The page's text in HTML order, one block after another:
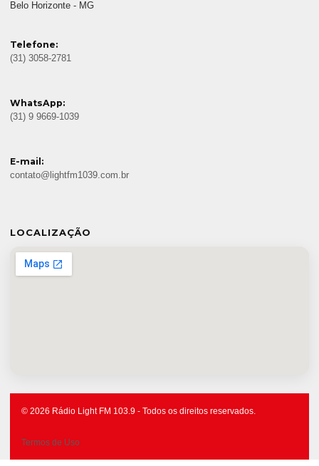
Belo Horizonte - MG
Telefone:
(31) 3058-2781
WhatsApp:
(31) 9 9669-1039
E-mail:
contato@lightfm1039.com.br
LOCALIZAÇÃO
© 2026 Rádio Light FM 103.9 - Todos os direitos reservados.
Termos de Uso